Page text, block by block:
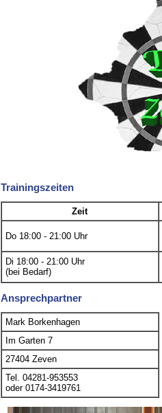
Trainingszeiten
Zeit
Do 18:00 - 21:00 Uhr
Di 18:00 - 21:00 Uhr
(bei Bedarf)
Ansprechpartner
Mark Borkenhagen
Im Garten 7
27404 Zeven
Tel. 04281-953553
oder 0174-3419761